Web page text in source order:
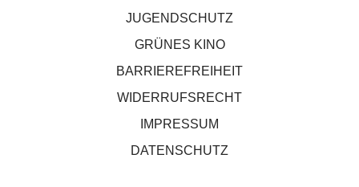
JUGENDSCHUTZ
GRÜNES KINO
BARRIEREFREIHEIT
WIDERRUFSRECHT
IMPRESSUM
DATENSCHUTZ